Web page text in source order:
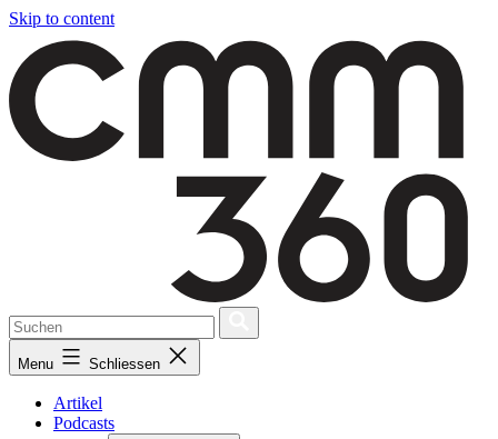
Skip to content
Menu Schliessen
Artikel
Podcasts